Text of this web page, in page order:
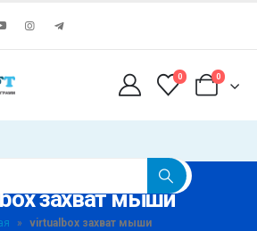
0 0
захват мыши
» virtualbox захват мыши